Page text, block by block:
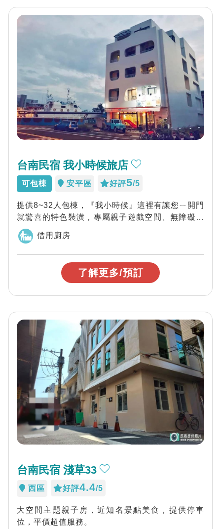
台南民宿 我小時候旅店
可包棟 安平區 好評5/5
提供8~32人包棟，『我小時候』這裡有讓您ㄧ開門
就驚喜的特色裝潢，專屬親子遊戲空間、無障礙空
間電梯、停車便利、鄰近各安平特色景點。...
借用廚房
了解更多/預訂
台南民宿 淺草33
西區 好評4.4/5
大空間主題親子房，近知名景點美食，提供停車
位，平價超值服務。